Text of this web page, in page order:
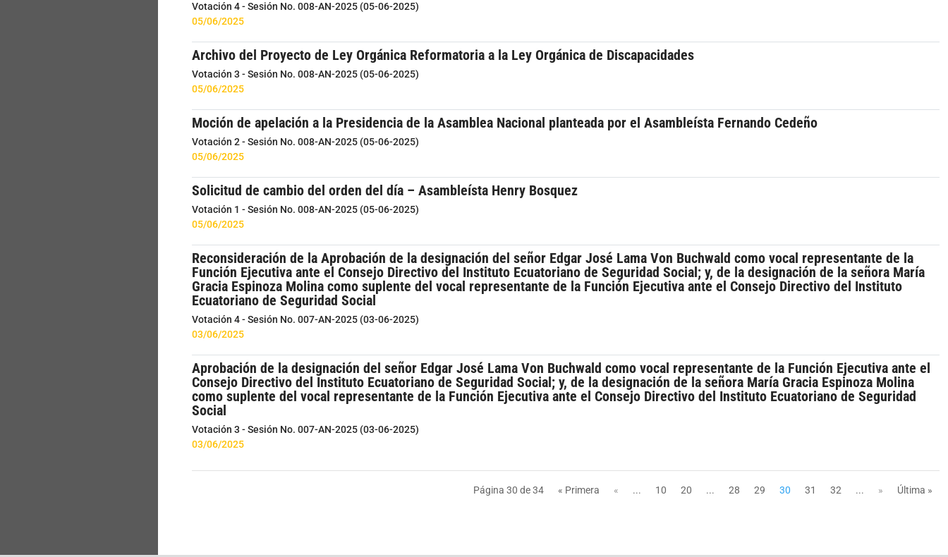
Votación 4 - Sesión No. 008-AN-2025 (05-06-2025)
05/06/2025
Archivo del Proyecto de Ley Orgánica Reformatoria a la Ley Orgánica de Discapacidades
Votación 3 - Sesión No. 008-AN-2025 (05-06-2025)
05/06/2025
Moción de apelación a la Presidencia de la Asamblea Nacional planteada por el Asambleísta Fernando Cedeño
Votación 2 - Sesión No. 008-AN-2025 (05-06-2025)
05/06/2025
Solicitud de cambio del orden del día – Asambleísta Henry Bosquez
Votación 1 - Sesión No. 008-AN-2025 (05-06-2025)
05/06/2025
Reconsideración de la Aprobación de la designación del señor Edgar José Lama Von Buchwald como vocal representante de la
Función Ejecutiva ante el Consejo Directivo del Instituto Ecuatoriano de Seguridad Social; y, de la designación de la señora María
Gracia Espinoza Molina como suplente del vocal representante de la Función Ejecutiva ante el Consejo Directivo del Instituto
Ecuatoriano de Seguridad Social
Votación 4 - Sesión No. 007-AN-2025 (03-06-2025)
03/06/2025
Aprobación de la designación del señor Edgar José Lama Von Buchwald como vocal representante de la Función Ejecutiva ante el
Consejo Directivo del Instituto Ecuatoriano de Seguridad Social; y, de la designación de la señora María Gracia Espinoza Molina
como suplente del vocal representante de la Función Ejecutiva ante el Consejo Directivo del Instituto Ecuatoriano de Seguridad
Social
Votación 3 - Sesión No. 007-AN-2025 (03-06-2025)
03/06/2025
Página 30 de 34 « Primera « ... 10 20 ... 28 29 30 31 32 ... » Última »